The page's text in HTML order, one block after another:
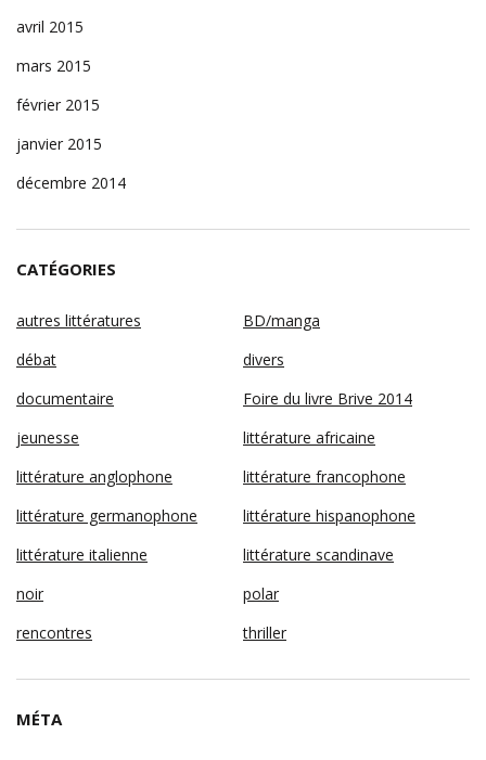
avril 2015
mars 2015
février 2015
janvier 2015
décembre 2014
CATÉGORIES
autres littératures
BD/manga
débat
divers
documentaire
Foire du livre Brive 2014
jeunesse
littérature africaine
littérature anglophone
littérature francophone
littérature germanophone
littérature hispanophone
littérature italienne
littérature scandinave
noir
polar
rencontres
thriller
MÉTA